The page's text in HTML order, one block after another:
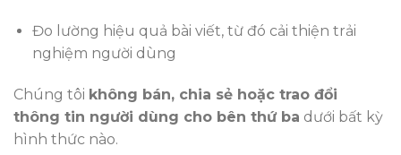
Đo lường hiệu quả bài viết, từ đó cải thiện trải
nghiệm người dùng
Chúng tôi không bán, chia sẻ hoặc trao đổi
thông tin người dùng cho bên thứ ba dưới bất kỳ
hình thức nào.